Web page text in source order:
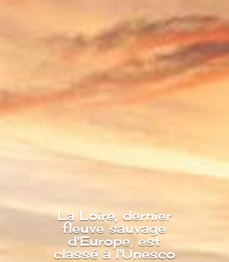
La Loire, dernier
fleuve sauvage
d'Europe, est
classé à l'Unesco